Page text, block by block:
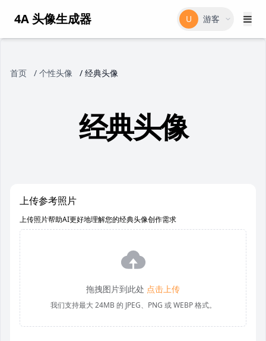
4A 头像生成器 U 游客
首页 / 个性头像 / 经典头像
经典头像
上传参考照片
上传照片帮助AI更好地理解您的经典头像创作需求
拖拽图片到此处 点击上传
我们支持最大 24MB 的 JPEG、PNG 或 WEBP 格式。